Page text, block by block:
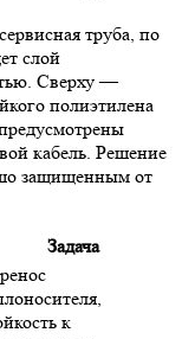
труба, по
слой
Сверху —
полиэтилена
кабель. Решение
защищенным от
Задача
к